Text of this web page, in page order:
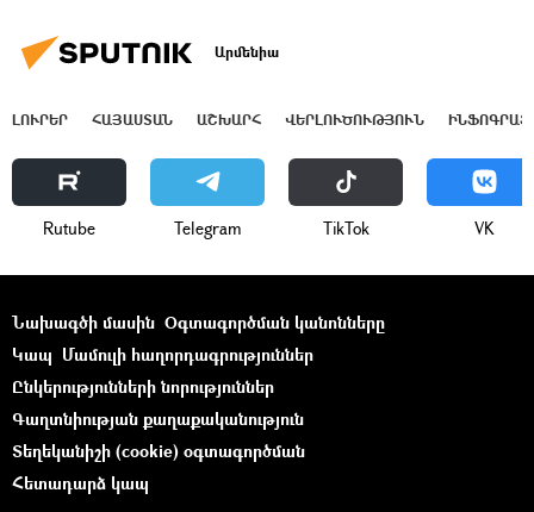
Արմենիա
ԼՈՒՐԵՐ ՀԱՅԱՍՏԱՆ ԱՇԽԱՐՀ ՎԵՐԼՈՒԾՈՒԹՅՈՒՆ
Rutube Telegram ТikТоk VK
Նախագծի մասին Օգտագործման կանոնները
Կապ Մամուլի հաղորդագրություններ
Ընկերությունների նորություններ
Գաղտնիության քաղաքականություն
Տեղեկանիշի (cookie) օգտագործման
Հետադարձ կապ